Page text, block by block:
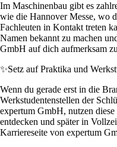
Im Maschinenbau gibt es
wie die Hannover Messe, wo
Fachleuten in Kontakt treten
Namen bekannt zu machen
GmbH auf dich aufmerksam
✨Setz auf Praktika und
Wenn du gerade erst in die
Werkstudentenstellen der
expertum GmbH, nutzen
entdecken und später in
Karriereseite von expertum